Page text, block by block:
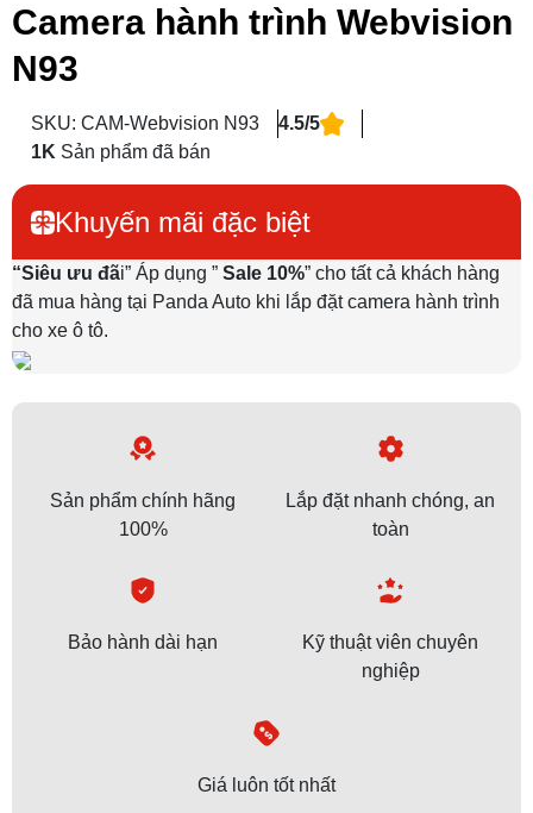
Camera hành trình Webvision
N93
SKU: CAM-Webvision N93
4.5/5
1K Sản phẩm đã bán
Khuyến mãi đặc biệt
“Siêu ưu đãi” Áp dụng ” Sale 10%” cho tất cả khách hàng
đã mua hàng tại Panda Auto khi lắp đặt camera hành trình
cho xe ô tô.
Sản phẩm chính hãng
100%
Lắp đặt nhanh chóng, an
toàn
Bảo hành dài hạn
Kỹ thuật viên chuyên
nghiệp
Giá luôn tốt nhất